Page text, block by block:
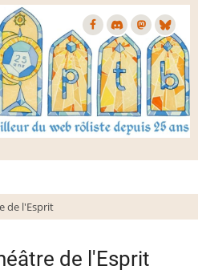
de l'Esprit
de l'Esprit